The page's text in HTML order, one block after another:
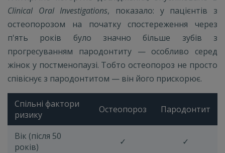
Clinical Oral Investigations, показало: у пацієнтів з
остеопорозом на початку спостереження через
п'ять років було значно більше зубів з
прогресуванням пародонтиту — особливо серед
жінок у постменопаузі. Тобто остеопороз не просто
співіснує з пародонтитом — він його прискорює.
Спільні фактори
ризику
Остеопороз Пародонтит
Вік (після 50
років)
✓ ✓